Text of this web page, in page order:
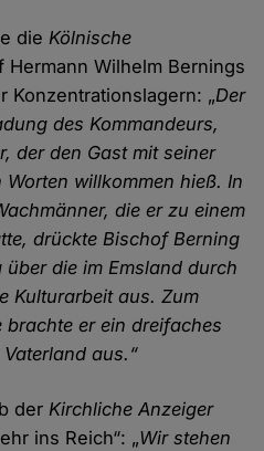
dieKölnische
Hermann Wilhelm Bernings
Konzentrationslagern: „Der
des Kommandeurs,
der den Gast mit seiner
willkommen hieß. In
die er zu einem
drückte Bischof Berning
die im Emsland durch
Kulturarbeit aus. Zum
er ein dreifaches
aus.“
derKirchliche Anzeiger
ins Reich“: „Wir stehen